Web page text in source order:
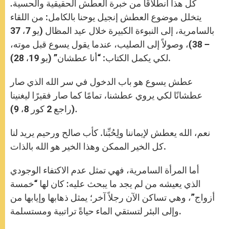
كل هذا انطلاقًا من خبرة العطش الحقيقية والحسية.
يتخلل موضوع العطش إنجيل يوحنا بالكامل: من اللقاء
بالسامرية، إلى النبوءة الكبيرة خلال عيد المظال (يو 7، 37
– 38)، وصولاً إلى الصليب، عندما يقول يسوع قبل موته،
لكي يكمل الكتاب: “أنا عطشان” (يو 19، 28).
عطش يسوع هو باب الدخول في سر الله الذي صار
عطشانًا لكي يروي عطشنا، تمامًا كما صار فقيرًا ليغنينا
(راجع 2 كور 8، 9).
نعم، الله يعطش لإيماننا ولِحُبِّنا. كأب صالح ورحيم يريد لنا
كل الخير الممكن وهذا الخير هو الله بالذات.
أما المرأة السامرية، فهي تمثل عدم الاكتفاء الوجودي
الذي يعيشه من لم يجد ما يبحث عليه: كان لها “خمسة
أزواج”، وهي تساكن الآن رجلاً آخر؛ يمثل ذهابها وإيابها من
وإلى البئر لتستقي الماء حياةً تراتبية ومستسلمة.